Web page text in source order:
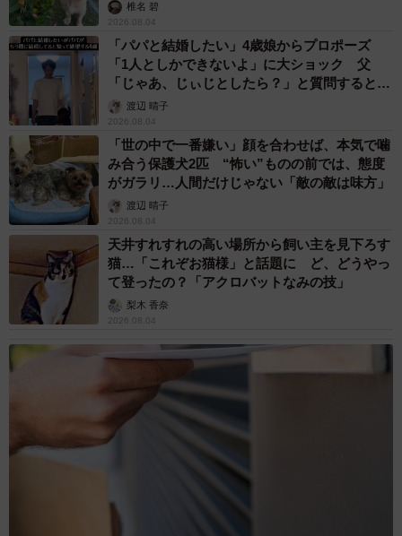
椎名 碧
2026.08.04
「パパと結婚したい」4歳娘からプロポーズ
「1人としかできないよ」に大ショック 父
「じゃあ、じぃじとしたら？」と質問すると…
渡辺 晴子
2026.08.04
「世の中で一番嫌い」顔を合わせば、本気で噛
み合う保護犬2匹 “怖い”ものの前では、態度
がガラリ…人間だけじゃない「敵の敵は味方」
渡辺 晴子
2026.08.04
天井すれすれの高い場所から飼い主を見下ろす
猫…「これぞお猫様」と話題に ど、どうやっ
て登ったの？「アクロバットなみの技」
梨木 香奈
2026.08.04